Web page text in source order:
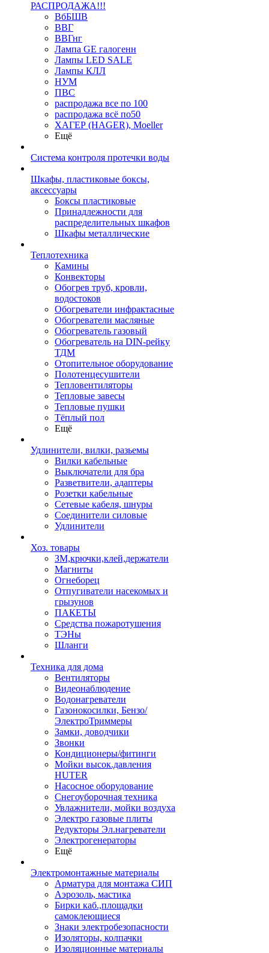
РАСПРОДАЖА!!!
ВбБШВ
ВВГ
ВВГнг
Лампа GE галогенн
Лампы LED SALE
Лампы КЛЛ
НУМ
ПВС
распродажа все по 100
распродажа всё по50
ХАГЕР (HAGER), Moeller
Ещё
Система контроля протечки воды
Шкафы, пластиковые боксы,
аксессуары
Боксы пластиковые
Принадлежности для
распределительных шкафов
Шкафы металлические
Теплотехника
Камины
Конвекторы
Обогрев труб, кровли,
водостоков
Обогреватели инфрактасные
Обогреватели масляные
Обогреватель газовый
Обогреватель на DIN-рейку
ТДМ
Отопительное оборудование
Полотенцесушители
Тепловентиляторы
Тепловые завесы
Тепловые пушки
Тёплый пол
Ещё
Удлинители, вилки, разьемы
Вилки кабельные
Выключатели для бра
Разветвители, адаптеры
Розетки кабельные
Сетевые кабеля, шнуры
Соединители силовые
Удлинители
Хоз. товары
ЗМ,крючки,клей,держатели
Магниты
Огнеборец
Отпугиватели насекомых и
грызунов
ПАКЕТЫ
Средства пожаротушения
ТЭНы
Шланги
Техника для дома
Вентиляторы
Видеонаблюдение
Водонагреватели
Газонокосилки, Бензо/
ЭлектроТриммеры
Замки, доводчики
Звонки
Кондиционеры/фитинги
Мойки высок.давления
HUTER
Насосное оборудование
Снегоуборочная техника
Увлажнители, мойки воздуха
Электро газовые плиты
Редукторы Эл.нагреватели
Электрогенераторы
Ещё
Электромонтажные материалы
Арматура для монтажа СИП
Аэрозоль, мастика
Бирки каб.,площадки
самоклеющиеся
Знаки электробезопасности
Изоляторы, колпачки
Изоляционные материалы